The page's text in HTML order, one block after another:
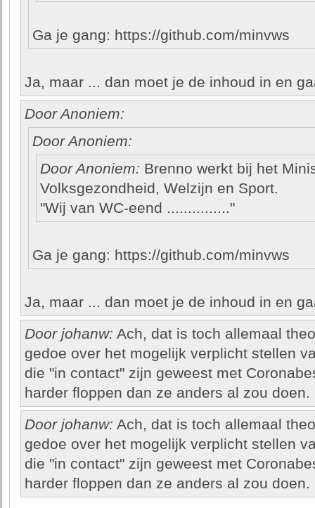
Ga je gang: https://github.com/minvws
Ja, maar ... dan moet je de inhoud in en
Door Anoniem:
Door Anoniem:
Door Anoniem: Brenno werkt bij het
Volksgezondheid, Welzijn en Sport.
"Wij van WC-eend ..............."
Ga je gang: https://github.com/minvws
Ja, maar ... dan moet je de inhoud in en
Door johanw: Ach, dat is toch allemaal
gedoe over het mogelijk verplicht stellen
die "in contact" zijn geweest met
harder floppen dan ze anders al zou doen.
Door johanw: Ach, dat is toch allemaal
gedoe over het mogelijk verplicht stellen
die "in contact" zijn geweest met
harder floppen dan ze anders al zou doen.